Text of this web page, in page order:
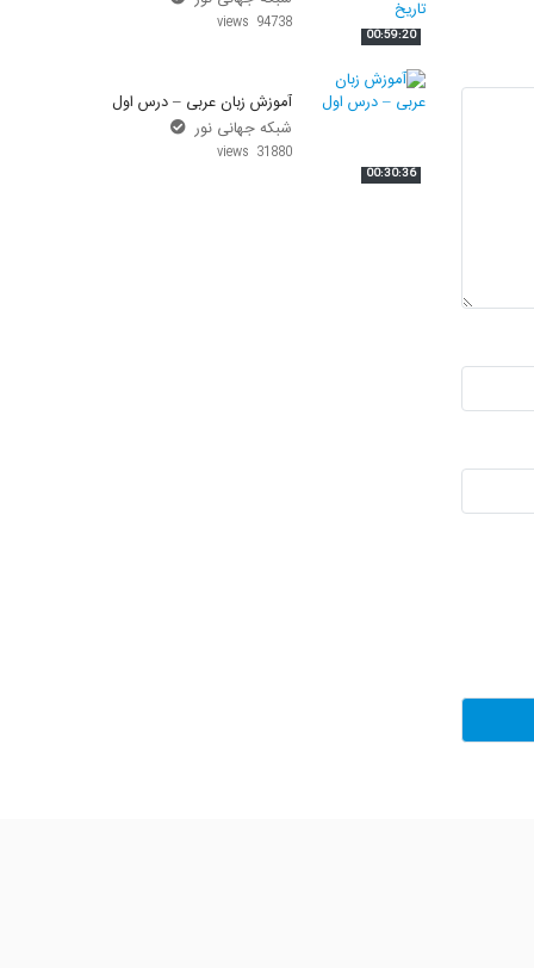
00:59:20
94738 views
00:30:36
آموزش زبان عربی – درس اول
شبکه جهانی نور
31880 views